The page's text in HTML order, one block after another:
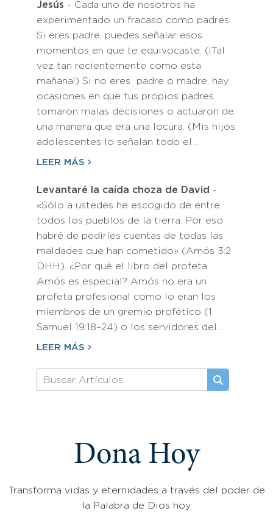
Jesús - Cada uno de nosotros ha
experimentado un fracaso como padres.
Si eres padre, puedes señalar esos
momentos en que te equivocaste. (¡Tal
vez tan recientemente como esta
mañana!) Si no eres padre o madre, hay
ocasiones en que tus propios padres
tomaron malas decisiones o actuaron de
una manera que era una locura. (Mis hijos
adolescentes lo señalan todo el…
LEER MÁS
Levantaré la caída choza de David -
«Sólo a ustedes he escogido de entre
todos los pueblos de la tierra. Por eso
habré de pedirles cuentas de todas las
maldades que han cometido» (Amós 3:2
DHH). ¿Por qué el libro del profeta
Amós es especial? Amós no era un
profeta profesional como lo eran los
miembros de un gremio profético (1
Samuel 19:18–24) o los servidores del…
LEER MÁS
Dona Hoy
Transforma vidas y eternidades a través del poder de
la Palabra de Dios hoy.